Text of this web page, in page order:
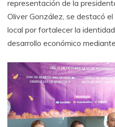
representación de la
Oliver González, se destacó
local por fortalecer la
desarrollo económico